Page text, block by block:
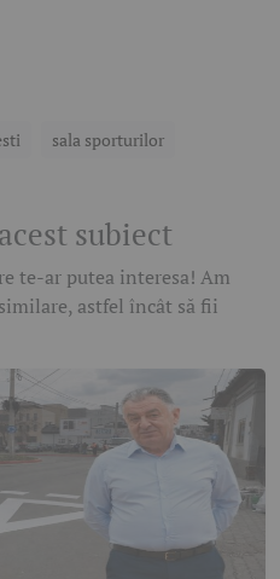
sala sporturilor
subiect
te-ar putea interesa! Am
astfel încât să fii